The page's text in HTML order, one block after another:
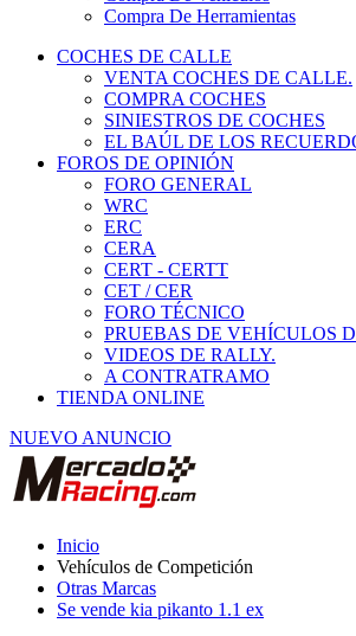
COCHES DE CALLE
VENTA COCHES DE CALLE.
COMPRA COCHES
SINIESTROS DE COCHES
EL BAÚL DE LOS
FOROS DE OPINIÓN
FORO GENERAL
WRC
ERC
CERA
CERT - CERTT
CET / CER
FORO TÉCNICO
PRUEBAS DE VEHÍCULOS
VIDEOS DE RALLY.
A CONTRATRAMO
TIENDA ONLINE
NUEVO ANUNCIO
Vehículos de Competición
Otras Marcas
Se vende kia pikanto 1.1 ex